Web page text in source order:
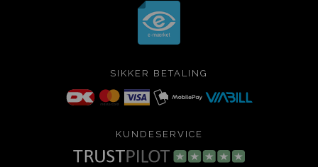
SIKKER BETALING
KUNDESERVICE